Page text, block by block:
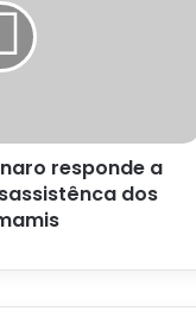
responde a
dos